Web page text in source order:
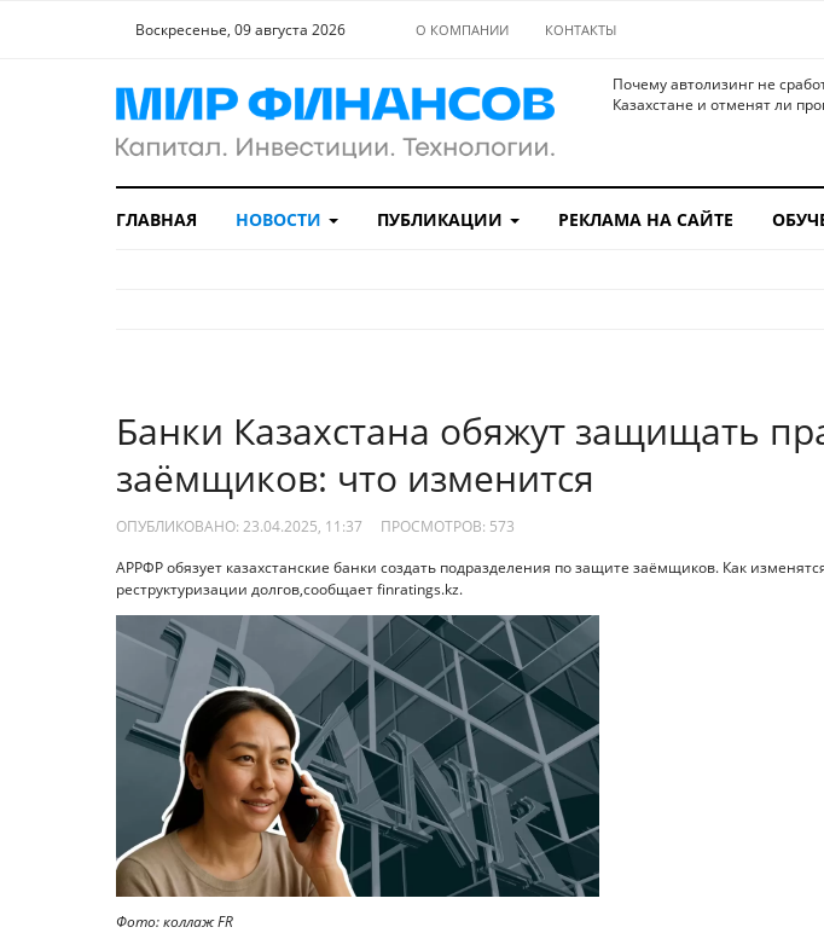
Воскресенье, 09 августа 2026 О КОМПАНИИ КОНТАКТЫ
Почему автолизинг не
Казахстане и отменят ли
ГЛАВНАЯ НОВОСТИ ПУБЛИКАЦИИ РЕКЛАМА НА САЙТЕ
Банки Казахстана обяжут защищать
заёмщиков: что изменится
ОПУБЛИКОВАНО: 23.04.2025, 11:37 ПРОСМОТРОВ: 573
АРРФР обязует казахстанские банки создать подразделения по защите заёмщиков. Как
реструктуризации долгов,сообщает finratings.kz.
Фото: коллаж FR